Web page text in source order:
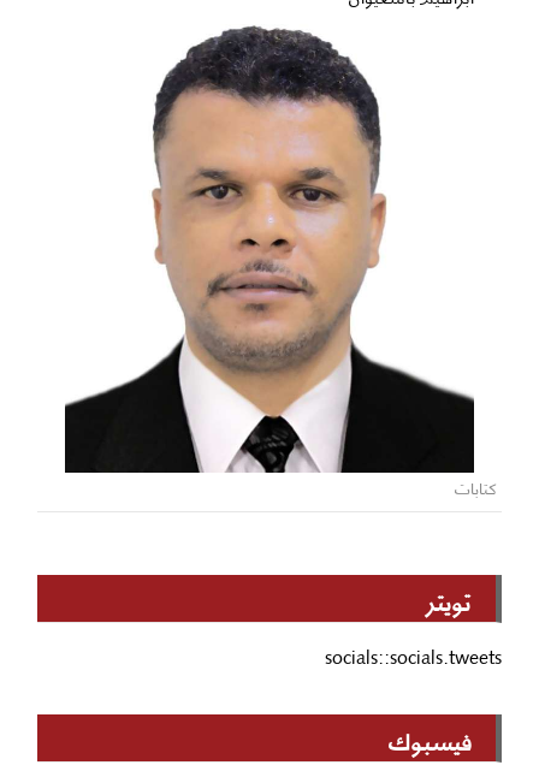
كتابات
تويتر
socials::socials.tweets
فيسبوك